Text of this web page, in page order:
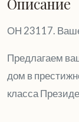
Описание
ОН 23117.
Предлагаем
дом в
класса